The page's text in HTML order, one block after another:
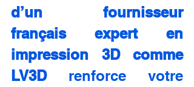
d’un fournisseur
français expert en
impression 3D comme
LV3D renforce votre